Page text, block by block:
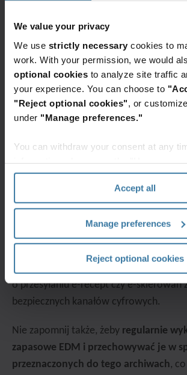
We value your privacy
We use strictly necessary cookies to
work. With your permission, we would
optional cookies to analyze site traffic
your experience. You can choose to
"Reject optional cookies" , or
under "Manage preferences."
You can withdraw your consent at any
section" of ourPrivacy Policy.
Accept all
Manage preferences
Reject optional cookies
prywatnym –
poprawnie
korzystać z
Aby korzystać z elektronicznej
przepisami, musisz przede wszystkim
systemu spełniającego wymogi prawne
m.in. dotyczące bezpieczeństwa danych.
Ważnym elementem codziennej pracy
właściwe wprowadzanie danych–
o przesyłaniu e-recept czy e-skierowań
bezpiecznych kanałów cyfrowych.
Nie zapomnij także, żeby regularnie
zapasowe EDM i przechowywać je w
przeznaczonych do tego archiwach,